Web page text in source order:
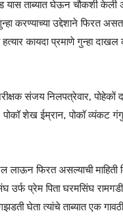
यास ताब्यात घेऊन चौकशी
करण्याच्या उद्देशाने फिरत
कायदा प्रमाणे गुन्हा दाखल
संजय निलपत्रेवार, पोहेकों
शेख ईम्रान, पोकॉ व्यंकट
फिरत असल्याची माहिती
उर्फ प्रेम पिता घरमसिंघ
घेता त्यांचे ताब्यात एक